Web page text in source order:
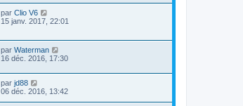
par Clio V6
15 janv. 2017, 22:01
par Waterman
16 déc. 2016, 17:30
par jd88
06 déc. 2016, 13:42